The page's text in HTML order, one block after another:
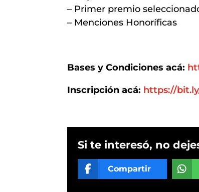
– Primer premio
– Menciones Honoríficas
Bases y Condiciones acá:
Inscripción acá: https://
Si te interesó, no
Compartir